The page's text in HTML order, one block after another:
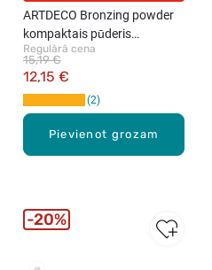
Pievienot grozam
ARTDECO Bronzing powder
kompaktais pūderis
uzpildīšanai, 10g
Regulārā cena
12,15 €
15,19 €
2
20%